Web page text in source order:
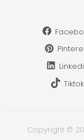
Tiktok
Copyright ©